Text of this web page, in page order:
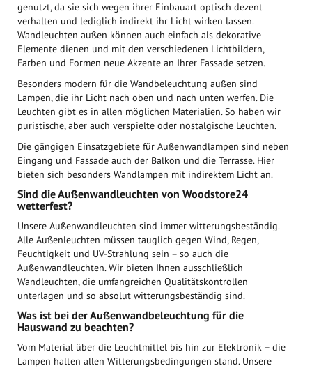
genutzt, da sie sich wegen ihrer Einbauart optisch dezent
verhalten und lediglich indirekt ihr Licht wirken lassen.
Wandleuchten außen können auch einfach als dekorative
Elemente dienen und mit den verschiedenen Lichtbildern,
Farben und Formen neue Akzente an Ihrer Fassade setzen.
Besonders modern für die Wandbeleuchtung außen sind
Lampen, die ihr Licht nach oben und nach unten werfen. Die
Leuchten gibt es in allen möglichen Materialien. So haben wir
puristische, aber auch verspielte oder nostalgische Leuchten.
Die gängigen Einsatzgebiete für Außenwandlampen sind neben
Eingang und Fassade auch der Balkon und die Terrasse. Hier
bieten sich besonders Wandlampen mit indirektem Licht an.
Sind die Außenwandleuchten von Woodstore24
wetterfest?
Unsere Außenwandleuchten sind immer witterungsbeständig.
Alle Außenleuchten müssen tauglich gegen Wind, Regen,
Feuchtigkeit und UV-Strahlung sein – so auch die
Außenwandleuchten. Wir bieten Ihnen ausschließlich
Wandleuchten, die umfangreichen Qualitätskontrollen
unterlagen und so absolut witterungsbeständig sind.
Was ist bei der Außenwandbeleuchtung für die
Hauswand zu beachten?
Vom Material über die Leuchtmittel bis hin zur Elektronik – die
Lampen halten allen Witterungsbedingungen stand. Unsere